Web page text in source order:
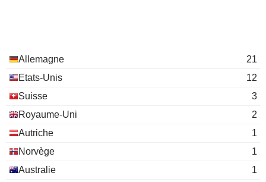
Allemagne
21
Etats-Unis
12
Suisse
3
Royaume-Uni
2
Autriche
1
Norvège
1
Australie
1